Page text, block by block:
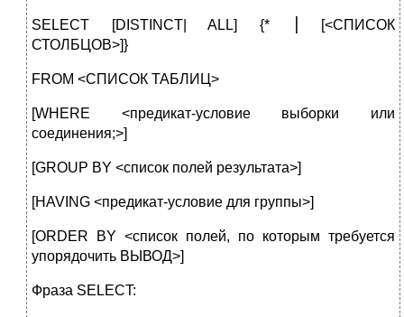
SELECT [DISTINCT| ALL] {* ⎟ [<СПИСОК
СТОЛБЦОВ>]}
FROM <СПИСОК ТАБЛИЦ>
[WHERE <предикат-условие выборки или
соединения;>]
[GROUP BY <список полей результата>]
[HAVING <предикат-условие для группы>]
[ORDER BY <список полей, по которым требуется
упорядочить ВЫВОД>]
Фраза SELECT: